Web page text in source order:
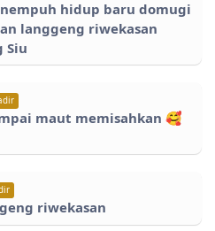
hidup baru domugi
langgeng riwekasan
Siu
maut memisahkan 🥰
riwekasan